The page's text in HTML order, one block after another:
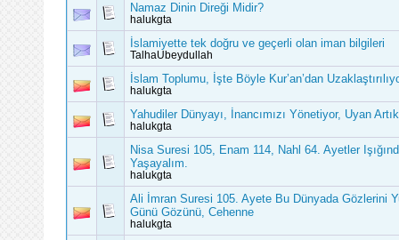
Namaz Dinin Direği Midir?
halukgta
İslamiyette tek doğru ve geçerli olan iman bilgileri
TalhaUbeydullah
İslam Toplumu, İşte Böyle Kur’an’dan
halukgta
Yahudiler Dünyayı, İnancımızı Yönetiyor, Uyan
halukgta
Nisa Suresi 105, Enam 114, Nahl 64. Ayetler
Yaşayalım.
halukgta
Ali İmran Suresi 105. Ayete Bu Dünyada Gözlerini
Günü Gözünü, Cehenne
halukgta